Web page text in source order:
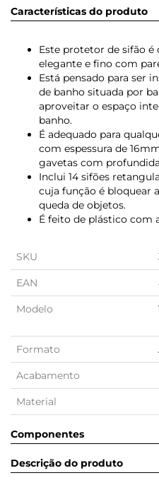
Características do produto
Este protetor de sifão é
elegante e fino com
Está pensado para ser
de banho situada por
aproveitar o espaço
banho.
É adequado para
com espessura de
gavetas com
Inclui 14 sifões
cuja função é bloquear
queda de objetos.
É feito de plástico com
SKU
EAN
Modelo
Formato
Acabamento
Material
Componentes
Descrição do produto